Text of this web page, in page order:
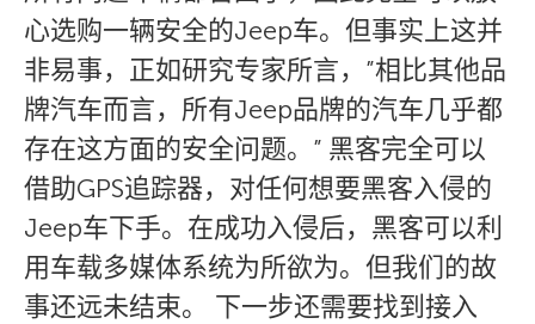
心选购一辆安全的Jeep车。但事实上这并
非易事，正如研究专家所言，”相比其他品
牌汽车而言，所有Jeep品牌的汽车几乎都
存在这方面的安全问题。” 黑客完全可以
借助GPS追踪器，对任何想要黑客入侵的
Jeep车下手。在成功入侵后，黑客可以利
用车载多媒体系统为所欲为。但我们的故
事还远未结束。 下一步还需要找到接入